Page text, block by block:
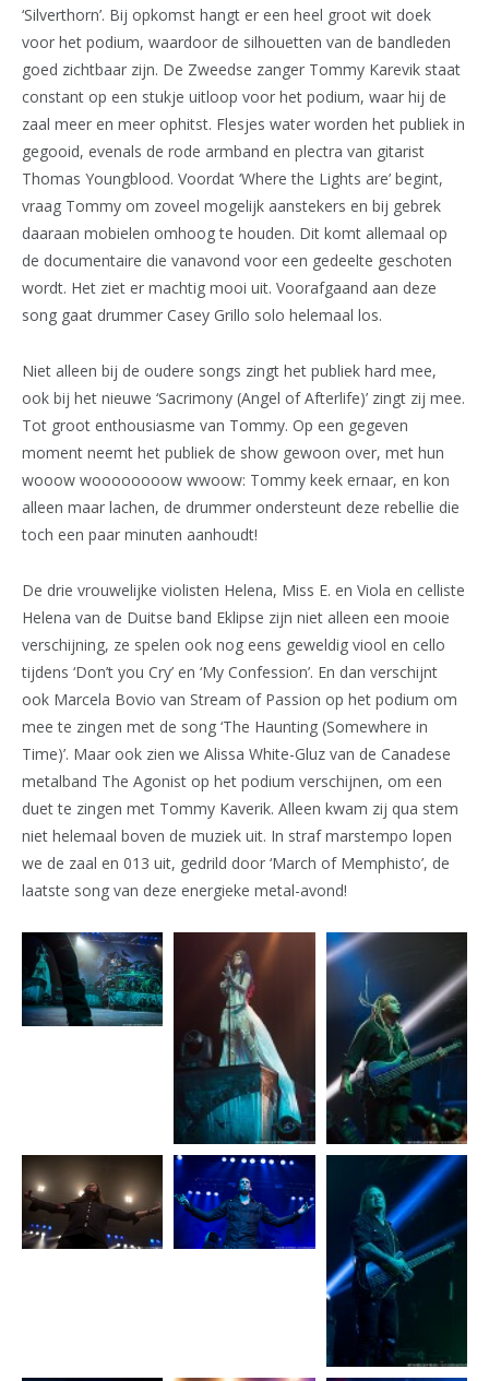
‘Silverthorn’. Bij opkomst hangt er een heel groot wit doek
voor het podium, waardoor de silhouetten van de bandleden
goed zichtbaar zijn. De Zweedse zanger Tommy Karevik staat
constant op een stukje uitloop voor het podium, waar hij de
zaal meer en meer ophitst. Flesjes water worden het publiek in
gegooid, evenals de rode armband en plectra van gitarist
Thomas Youngblood. Voordat ‘Where the Lights are’ begint,
vraag Tommy om zoveel mogelijk aanstekers en bij gebrek
daaraan mobielen omhoog te houden. Dit komt allemaal op
de documentaire die vanavond voor een gedeelte geschoten
wordt. Het ziet er machtig mooi uit. Voorafgaand aan deze
song gaat drummer Casey Grillo solo helemaal los.
Niet alleen bij de oudere songs zingt het publiek hard mee,
ook bij het nieuwe ‘Sacrimony (Angel of Afterlife)’ zingt zij mee.
Tot groot enthousiasme van Tommy. Op een gegeven
moment neemt het publiek de show gewoon over, met hun
wooow woooooooow wwoow: Tommy keek ernaar, en kon
alleen maar lachen, de drummer ondersteunt deze rebellie die
toch een paar minuten aanhoudt!
De drie vrouwelijke violisten Helena, Miss E. en Viola en celliste
Helena van de Duitse band Eklipse zijn niet alleen een mooie
verschijning, ze spelen ook nog eens geweldig viool en cello
tijdens ‘Don’t you Cry’ en ‘My Confession’. En dan verschijnt
ook Marcela Bovio van Stream of Passion op het podium om
mee te zingen met de song ‘The Haunting (Somewhere in
Time)’. Maar ook zien we Alissa White-Gluz van de Canadese
metalband The Agonist op het podium verschijnen, om een
duet te zingen met Tommy Kaverik. Alleen kwam zij qua stem
niet helemaal boven de muziek uit. In straf marstempo lopen
we de zaal en 013 uit, gedrild door ‘March of Memphisto’, de
laatste song van deze energieke metal-avond!